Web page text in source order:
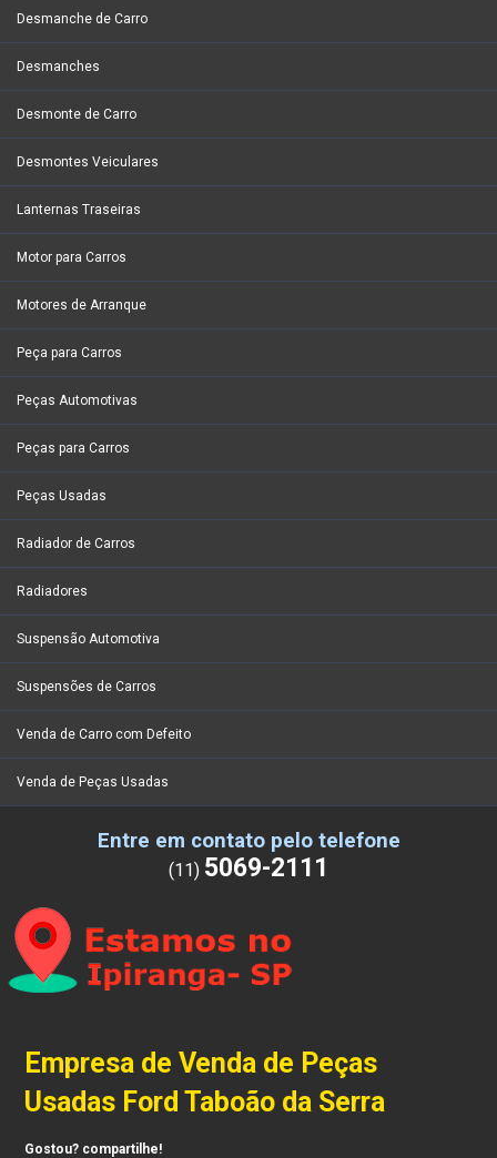
Desmanche de Carro
Desmanches
Desmonte de Carro
Desmontes Veiculares
Lanternas Traseiras
Motor para Carros
Motores de Arranque
Peça para Carros
Peças Automotivas
Peças para Carros
Peças Usadas
Radiador de Carros
Radiadores
Suspensão Automotiva
Suspensões de Carros
Venda de Carro com Defeito
Venda de Peças Usadas
Entre em contato pelo telefone
(11) 5069-2111
Empresa de Venda de Peças
Usadas Ford Taboão da Serra
Gostou? compartilhe!